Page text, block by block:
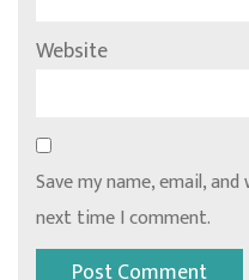
Website
Save my name, email,
next time I comment.